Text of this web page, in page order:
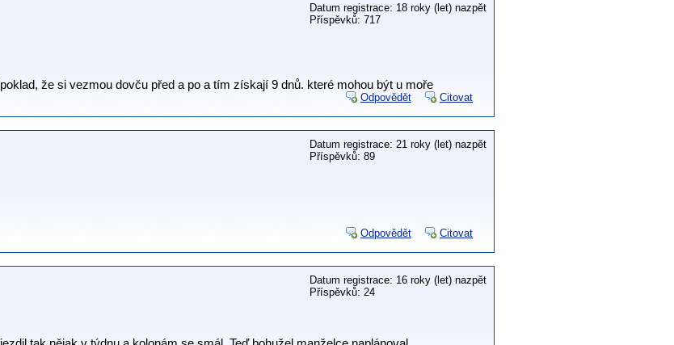
Datum registrace: 18 roky (let) nazpět
Příspěvků: 717
že si vezmou dovču před a po a tím získají 9 dnů. které mohou být u moře
Odpovědět Citovat
Datum registrace: 21 roky (let) nazpět
Příspěvků: 89
Odpovědět Citovat
Datum registrace: 16 roky (let) nazpět
Příspěvků: 24